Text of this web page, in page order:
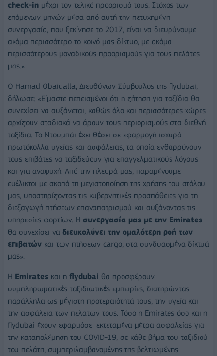
check-in μέχρι τον τελικό προορισμό τους. Στόχος των
επόμενων μηνών μέσα από αυτή την πετυχημένη
συνεργασία, που ξεκίνησε το 2017, είναι να διευρύνουμε
ακόμα περισσότερο το κοινό μας δίκτυο, με ακόμα
περισσότερους μοναδικούς προορισμούς για τους πελάτες
μας.»
Ο Hamad Obaidalla, Διευθύνων Σύμβουλος της flydubai,
δήλωσε: «Είμαστε πεπεισμένοι ότι η ζήτηση για ταξίδια θα
συνεχίσει να αυξάνεται, καθώς όλο και περισσότερες χώρες
αρχίζουν σταδιακά να άρουν τους περιορισμούς στα διεθνή
ταξίδια. Το Ντουμπάι έχει θέσει σε εφαρμογή ισχυρά
πρωτόκολλα υγείας και ασφάλειας, τα οποία ενθαρρύνουν
τους επιβάτες να ταξιδεύουν για επαγγελματικούς λόγους
και για αναψυχή. Από την πλευρά μας, παραμένουμε
ευέλικτοι με σκοπό τη μεγιστοποίηση της χρήσης του στόλου
μας, υποστηρίζοντας τις κυβερνητικές προσπάθειες για τη
διεξαγωγή πτήσεων επαναπατρισμού και αυξάνοντας τις
υπηρεσίες φορτίων. Η συνεργασία μας με την Emirates
θα συνεχίσει να διευκολύνει την ομαλότερη ροή των
επιβατών και των πτήσεων cargo, στα συνδυασμένα δίκτυά
μας».
Η Emirates και η flydubai θα προσφέρουν
συμπληρωματικές ταξιδιωτικές εμπειρίες, διατηρώντας
παράλληλα ως μέγιστη προτεραιότητά τους, την υγεία και
την ασφάλεια των πελατών τους. Τόσο η Emirates όσο και η
flydubai έχουν εφαρμόσει εκτεταμένα μέτρα ασφαλείας για
την καταπολέμηση του COVID-19, σε κάθε βήμα του ταξιδιού
του πελάτη, συμπεριλαμβανομένης της βελτιωμένης